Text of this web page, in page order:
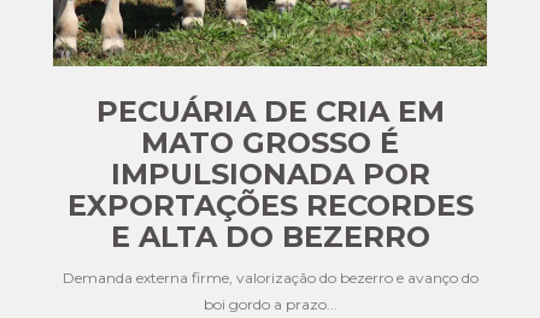
PECUÁRIA DE CRIA EM
MATO GROSSO É
IMPULSIONADA POR
EXPORTAÇÕES RECORDES
E ALTA DO BEZERRO
Demanda externa firme, valorização do bezerro e avanço do
boi gordo a prazo...